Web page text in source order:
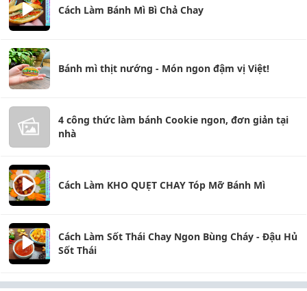
Cách Làm Bánh Mì Bì Chả Chay
Bánh mì thịt nướng - Món ngon đậm vị Việt!
4 công thức làm bánh Cookie ngon, đơn giản tại
nhà
Cách Làm KHO QUẸT CHAY Tóp Mỡ Bánh Mì
Cách Làm Sốt Thái Chay Ngon Bùng Cháy - Đậu Hủ
Sốt Thái